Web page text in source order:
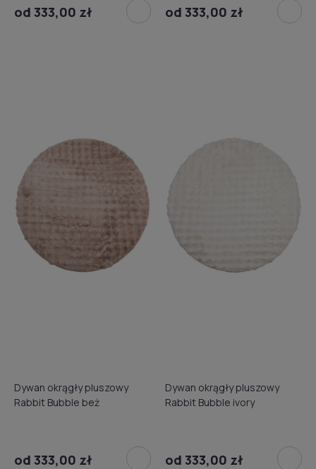
od 333,00 zł od 333,00 zł
Dywan okrągły pluszowy
Rabbit Bubble beż
od 333,00 zł
Dywan okrągły pluszowy
Rabbit Bubble ivory
od 333,00 zł